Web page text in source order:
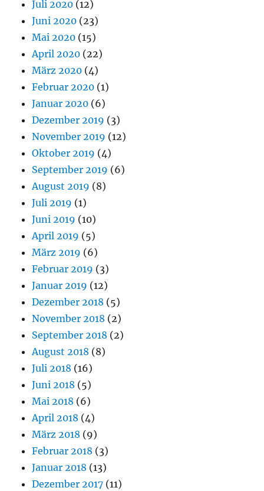
Juli 2020 (12)
Juni 2020 (23)
Mai 2020 (15)
April 2020 (22)
März 2020 (4)
Februar 2020 (1)
Januar 2020 (6)
Dezember 2019 (3)
November 2019 (12)
Oktober 2019 (4)
September 2019 (6)
August 2019 (8)
Juli 2019 (1)
Juni 2019 (10)
April 2019 (5)
März 2019 (6)
Februar 2019 (3)
Januar 2019 (12)
Dezember 2018 (5)
November 2018 (2)
September 2018 (2)
August 2018 (8)
Juli 2018 (16)
Juni 2018 (5)
Mai 2018 (6)
April 2018 (4)
März 2018 (9)
Februar 2018 (3)
Januar 2018 (13)
Dezember 2017 (11)